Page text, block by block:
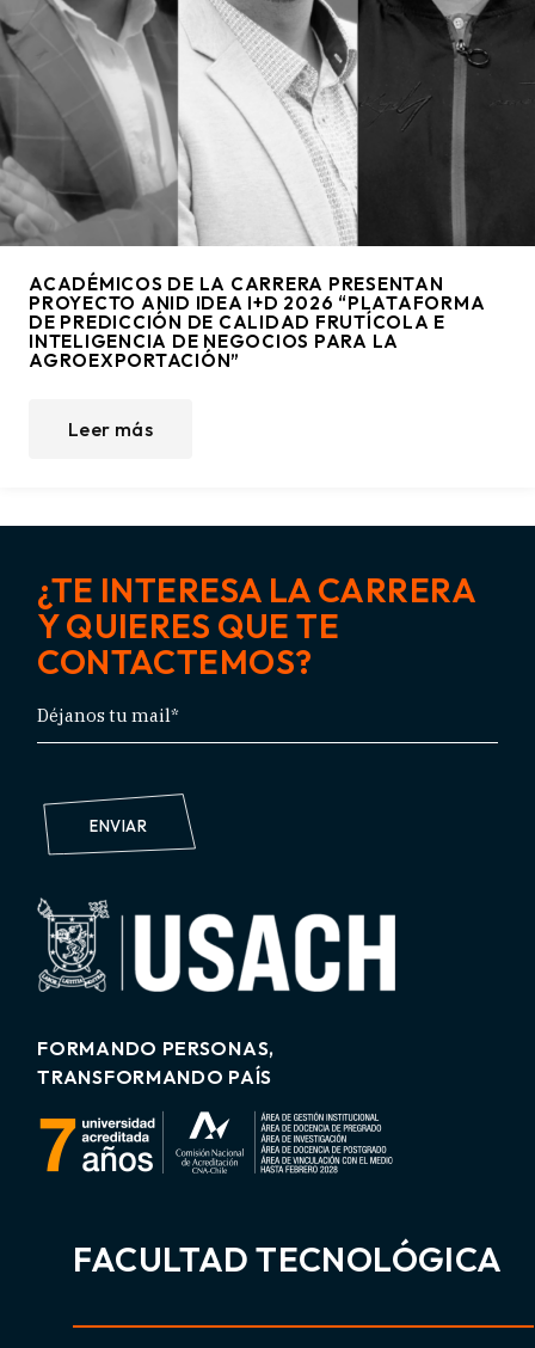
ACADÉMICOS DE LA CARRERA PRESENTAN
PROYECTO ANID IDEA I+D 2026 “PLATAFORMA
DE PREDICCIÓN DE CALIDAD FRUTÍCOLA E
INTELIGENCIA DE NEGOCIOS PARA LA
AGROEXPORTACIÓN”​
Leer más
¿TE INTERESA LA CARRERA
Y QUIERES QUE TE
CONTACTEMOS?
ENVIAR
FORMANDO PERSONAS,
TRANSFORMANDO PAÍS
FACULTAD TECNOLÓGICA